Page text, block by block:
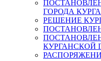
ГОРОДА
РЕШЕНИЕ
КУРГАНСКОЙ